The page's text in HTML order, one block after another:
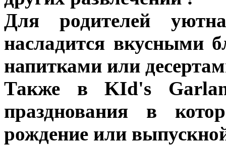
Для родителей
насладится вкусными
напитками или
Также в KId's
празднования в
рождение или